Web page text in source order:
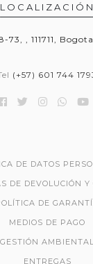
LOCALIZACIÓN
73, , 111711,
(+57) 601 744
DE DATOS
DE DEVOLUCIÓN Y
DE
MEDIOS DE PAGO
GESTIÓN AMBIENTAL
ENTREGAS